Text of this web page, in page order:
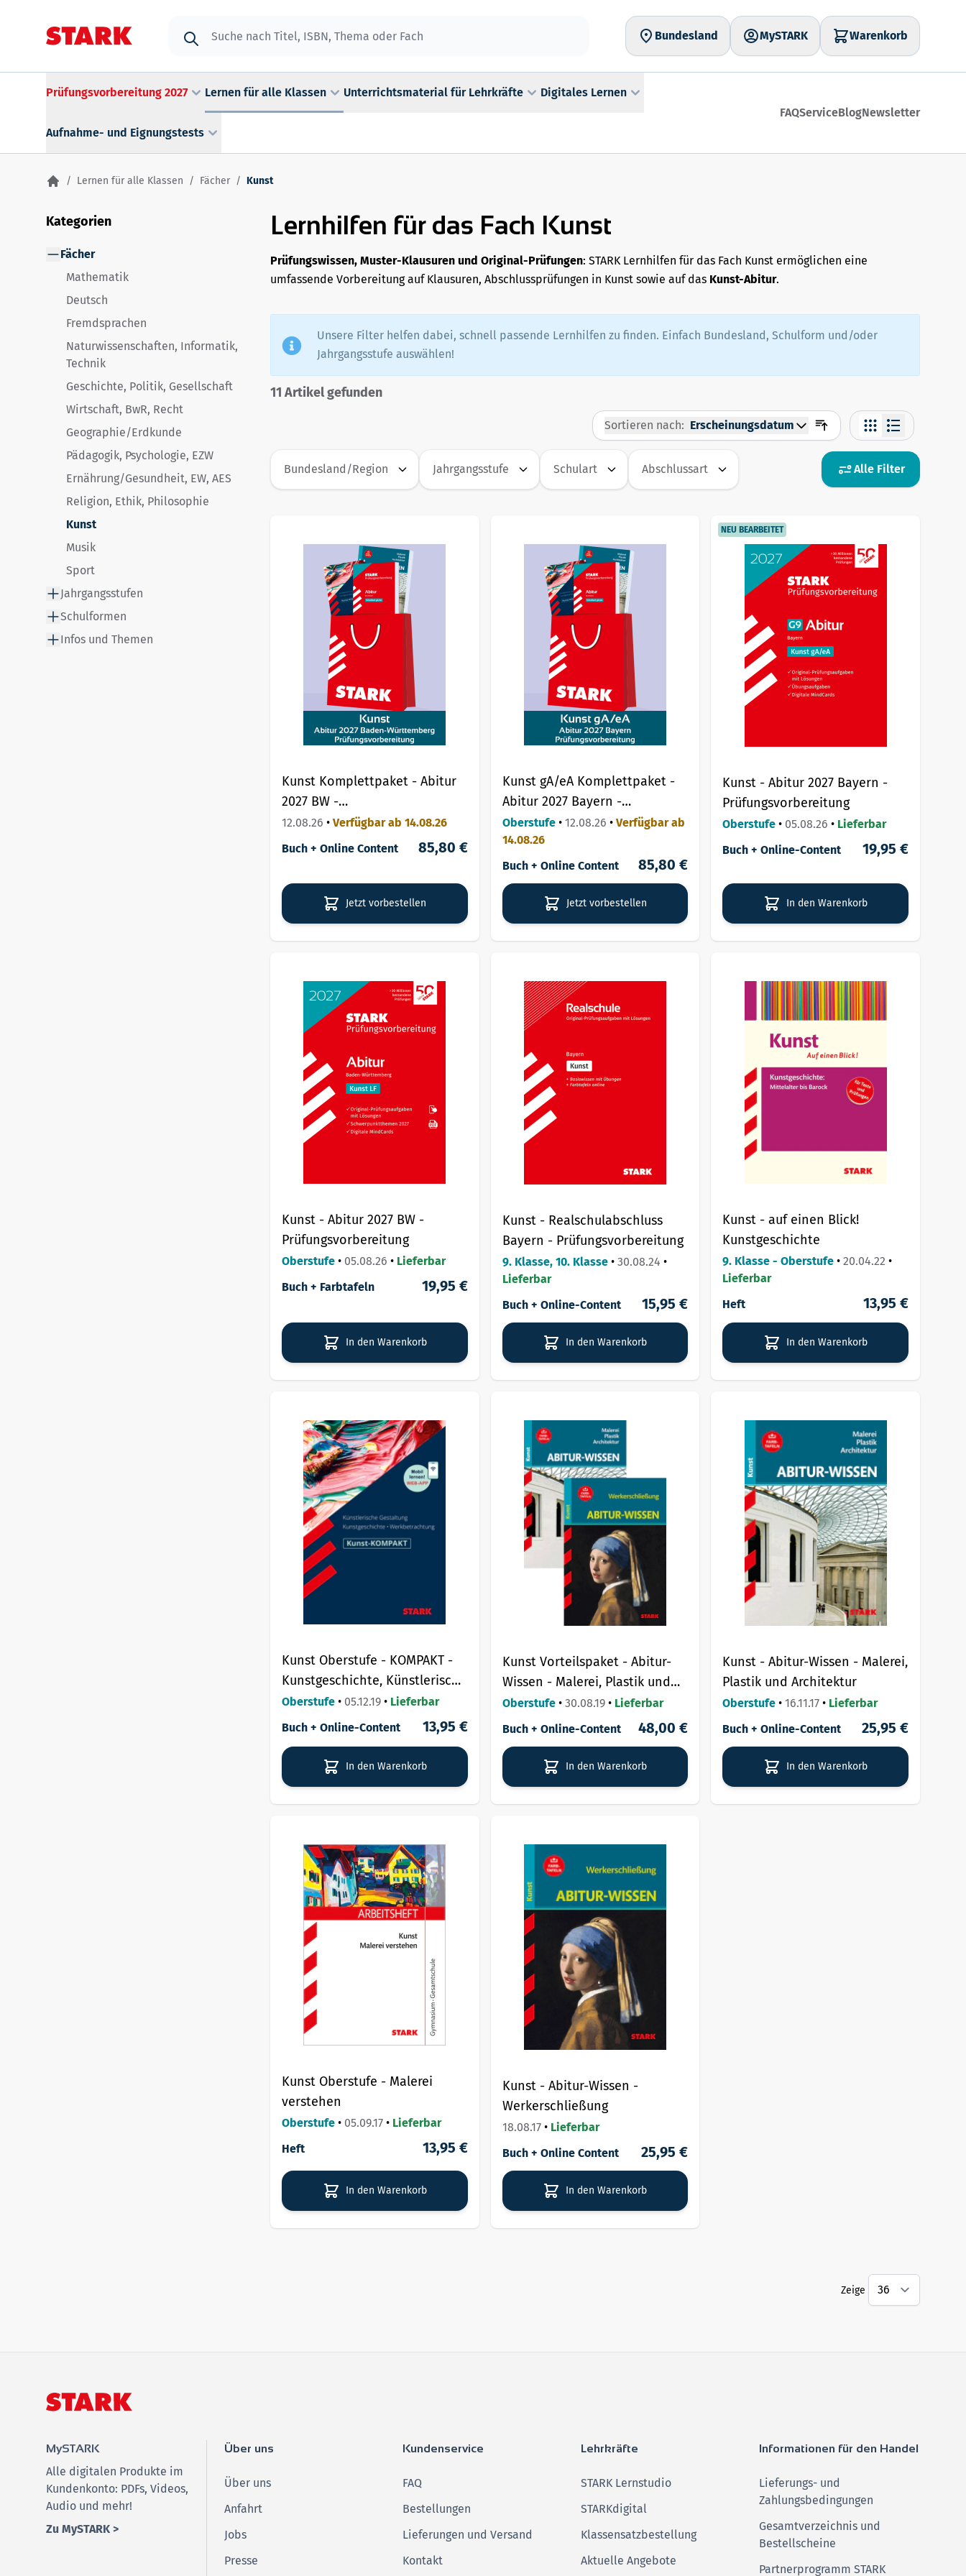
Bundesland MySTARK Warenkorb
Prüfungsvorbereitung 2027 Lernen für alle Klassen Unterrichtsmaterial für Lehrkräfte Digitales Lernen
Aufnahme- und Eignungstests
FAQServiceBlogNewsletter
/ Lernen für alle Klassen / Fächer / Kunst
Kategorien
Fächer
Mathematik
Deutsch
Fremdsprachen
Naturwissenschaften, Informatik,
Technik
Geschichte, Politik, Gesellschaft
Wirtschaft, BwR, Recht
Geographie/Erdkunde
Pädagogik, Psychologie, EZW
Ernährung/Gesundheit, EW, AES
Religion, Ethik, Philosophie
Kunst
Musik
Sport
Jahrgangsstufen
Schulformen
Infos und Themen
Lernhilfen für das Fach Kunst
Prüfungswissen, Muster-Klausuren und Original-Prüfungen: STARK Lernhilfen für das Fach Kunst ermöglichen eine
umfassende Vorbereitung auf Klausuren, Abschlussprüfungen in Kunst sowie auf das Kunst-Abitur.
Unsere Filter helfen dabei, schnell passende Lernhilfen zu finden. Einfach Bundesland, Schulform und/oder
Jahrgangsstufe auswählen!
11 Artikel gefunden
Sortieren nach: Erscheinungsdatum
Bundesland/Region Jahrgangsstufe Schulart Abschlussart Alle Filter
Kunst Komplettpaket - Abitur
2027 BW -
Prüfungsvorbereitung
12.08.26 • Verfügbar ab 14.08.26
Buch + Online Content
85,80 €
Jetzt vorbestellen
Kunst gA/eA Komplettpaket -
Abitur 2027 Bayern -
Prüfungsvorbereitung
Oberstufe• 12.08.26 • Verfügbar ab
14.08.26
Buch + Online Content
85,80 €
Jetzt vorbestellen
NEU BEARBEITET
Kunst - Abitur 2027 Bayern -
Prüfungsvorbereitung
Oberstufe • 05.08.26 • Lieferbar
Buch + Online-Content
19,95 €
In den Warenkorb
Kunst - Abitur 2027 BW -
Prüfungsvorbereitung
Oberstufe • 05.08.26 • Lieferbar
Buch + Farbtafeln
19,95 €
In den Warenkorb
Kunst - Realschulabschluss
Bayern - Prüfungsvorbereitung
9. Klasse, 10. Klasse• 30.08.24 •
Lieferbar
Buch + Online-Content
15,95 €
In den Warenkorb
Kunst - auf einen Blick!
Kunstgeschichte
9. Klasse - Oberstufe •20.04.22 •
Lieferbar
Heft
13,95 €
In den Warenkorb
Kunst Oberstufe - KOMPAKT -
Kunstgeschichte, Künstlerische
Gestaltung, Werkbetrachtung
Oberstufe • 05.12.19 • Lieferbar
Buch + Online-Content
13,95 €
In den Warenkorb
Kunst Vorteilspaket - Abitur-
Wissen - Malerei, Plastik und
Architektur/ Werkerschließung
Oberstufe• 30.08.19• Lieferbar
Buch + Online-Content
48,00 €
In den Warenkorb
Kunst - Abitur-Wissen - Malerei,
Plastik und Architektur
Oberstufe •16.11.17 • Lieferbar
Buch + Online-Content
25,95 €
In den Warenkorb
Kunst Oberstufe - Malerei
verstehen
Oberstufe • 05.09.17 • Lieferbar
Heft
13,95 €
In den Warenkorb
Kunst - Abitur-Wissen -
Werkerschließung
18.08.17• Lieferbar
Buch + Online Content
25,95 €
In den Warenkorb
Zeige
MySTARK
Alle digitalen Produkte im
Kundenkonto: PDFs, Videos,
Audio und mehr!
Zu MySTARK >
Über uns
Über uns
Anfahrt
Jobs
Presse
Kundenservice
FAQ
Bestellungen
Lieferungen und Versand
Kontakt
Lehrkräfte
STARK Lernstudio
STARKdigital
Klassensatzbestellung
Aktuelle Angebote
Informationen für den Handel
Lieferungs- und
Zahlungsbedingungen
Gesamtverzeichnis und
Bestellscheine
Partnerprogramm STARK